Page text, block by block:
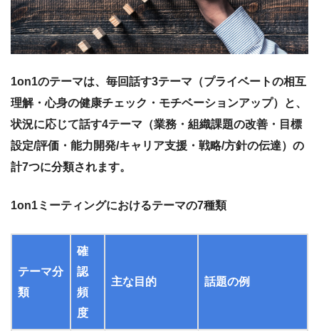
1on1のテーマは、毎回話す3テーマ（プライベートの相互
理解・心身の健康チェック・モチベーションアップ）と、
状況に応じて話す4テーマ（業務・組織課題の改善・目標
設定/評価・能力開発/キャリア支援・戦略/方針の伝達）の
計7つに分類されます。
1on1ミーティングにおけるテーマの7種類
テーマ分
類
確
認
頻
度
主な目的 話題の例